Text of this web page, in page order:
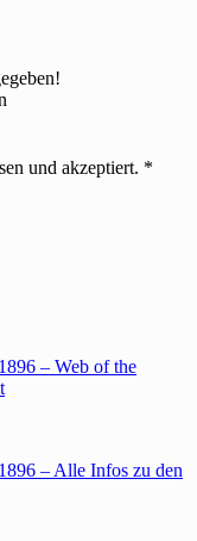
und akzeptiert. *
– Web of the
– Alle Infos zu den